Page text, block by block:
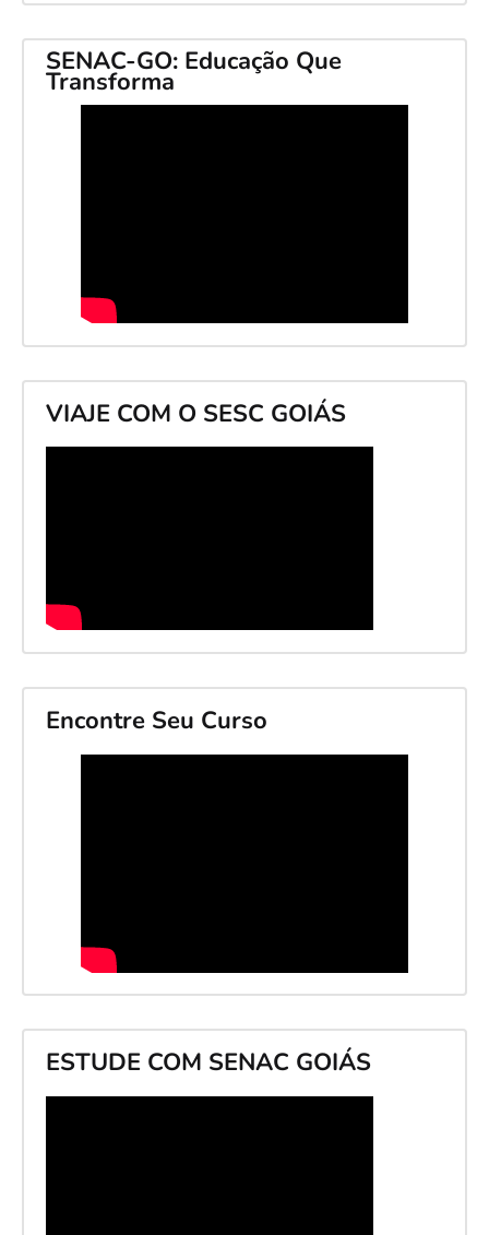
SENAC-GO: Educação Que
Transforma
VIAJE COM O SESC GOIÁS
Encontre Seu Curso
ESTUDE COM SENAC GOIÁS